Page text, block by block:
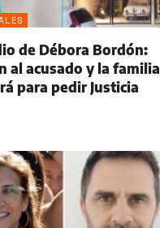
de Débora Bordón:
al acusado y la familia
para pedir Justicia